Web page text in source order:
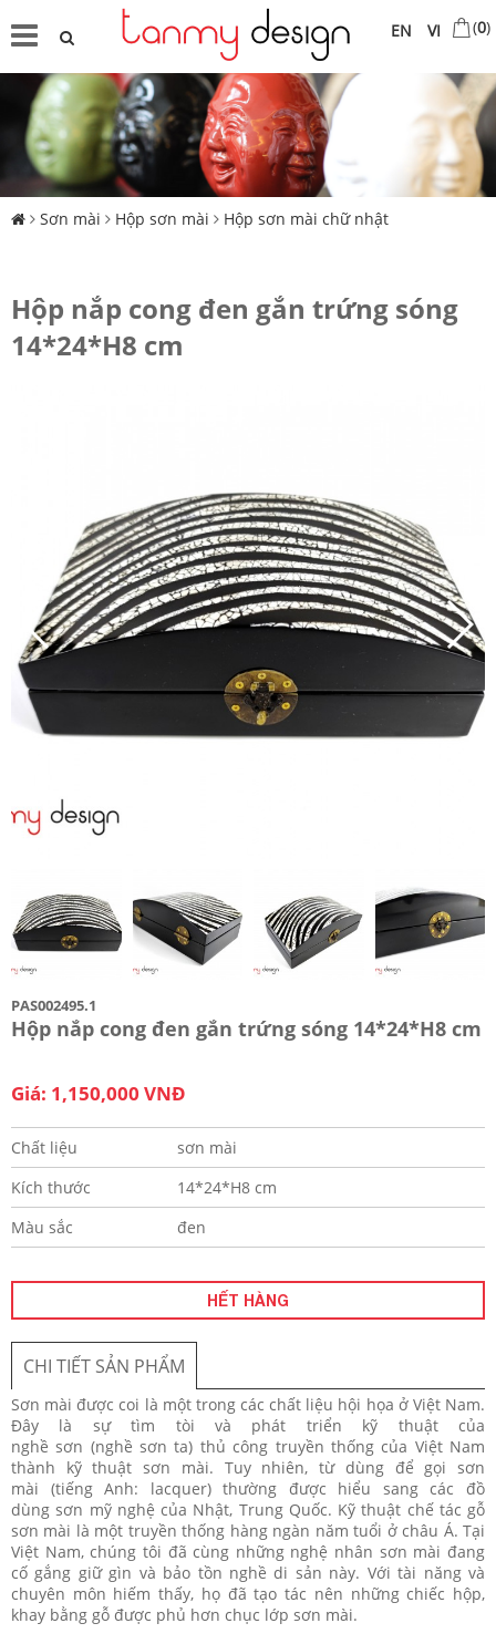
VI
EN (0)
Sơn mài Hộp sơn mài Hộp sơn mài chữ nhật
Hộp nắp cong đen gắn trứng sóng
14*24*H8 cm
PAS002495.1
Hộp nắp cong đen gắn trứng sóng 14*24*H8 cm
Giá: 1,150,000 VNĐ
Chất liệu
sơn mài
Kích thước
14*24*H8 cm
Màu sắc
đen
HẾT HÀNG
CHI TIẾT SẢN PHẨM
Sơn mài được coi là một trong các chất liệu hội họa ở Việt Nam.
Đây là sự tìm tòi và phát triển kỹ thuật của
nghề sơn (nghề sơn ta) thủ công truyền thống của Việt Nam
thành kỹ thuật sơn mài. Tuy nhiên, từ dùng để gọi sơn
mài (tiếng Anh: lacquer) thường được hiểu sang các đồ
dùng sơn mỹ nghệ của Nhật, Trung Quốc. Kỹ thuật chế tác gỗ
sơn mài là một truyền thống hàng ngàn năm tuổi ở châu Á. Tại
Việt Nam, chúng tôi đã cùng những nghệ nhân sơn mài đang
cố gắng giữ gìn và bảo tồn nghề di sản này. Với tài năng và
chuyên môn hiếm thấy, họ đã tạo tác nên những chiếc hộp,
khay bằng gỗ được phủ hơn chục lớp sơn mài.